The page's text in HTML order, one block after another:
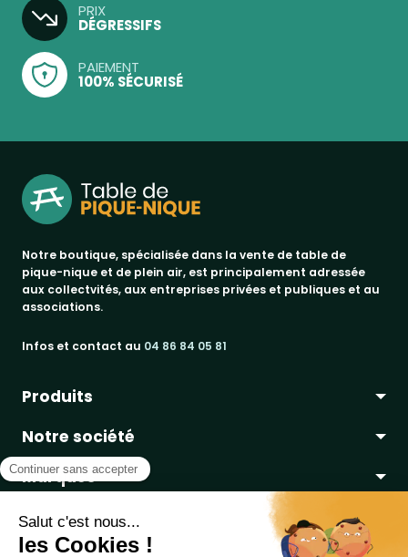
PRIX
DÉGRESSIFS
PAIEMENT
100% SÉCURISÉ
Notre boutique, spécialisée dans la vente de table de
pique-nique et de plein air, est principalement adressée
aux collectvités, aux entreprises privées et publiques et au
associations.
Infos et contact au 04 86 84 05 81
Produits
bancs publics
corbeilles de ville & propreté
tables pique-nique
Notre société
a propos
paiement sécurisé
conditions de livraison
Marques
jad groupe
procity®
Votre compte